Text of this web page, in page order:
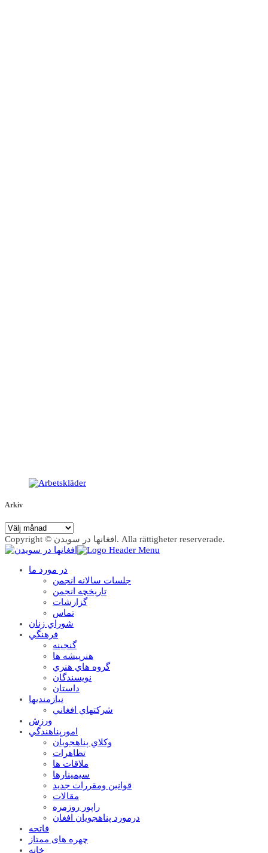
Arkiv
Arkiv
Copyright © افغانها در سویدن. Alla rättigheter reserverade.
در مورد ما
جلسات سالانه انجمن
تاریخچه انجمن
گزارشات
تماس
شوراي زنان
فرهنگي
گنجينه
هنرپيشه ها
گروه هاي هنري
نويسندگان
داستان
نيازمنديها
شرکتهاي افغاني
ورزش
امورپناهندگي
وکلاي پناهجويان
تظاهرات
ملاقات ها
سيمينارها
قوانين ومقررات جديد
مقالات
راپور روزمره
درمورد پناهجويان افغان
فاتحه
چهره های ممتاز
خانه